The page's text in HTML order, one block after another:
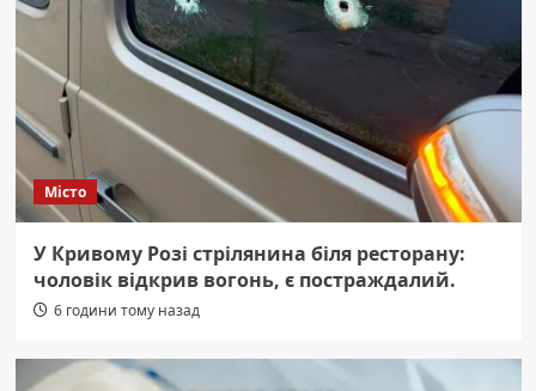
Місто
У Кривому Розі стрілянина біля ресторану:
чоловік відкрив вогонь, є постраждалий.
6 години тому назад